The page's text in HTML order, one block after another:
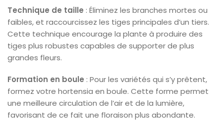
Technique de taille : Éliminez les branches mortes ou
faibles, et raccourcissez les tiges principales d’un tiers.
Cette technique encourage la plante à produire des
tiges plus robustes capables de supporter de plus
grandes fleurs.
Formation en boule : Pour les variétés qui s’y prêtent,
formez votre hortensia en boule. Cette forme permet
une meilleure circulation de l’air et de la lumière,
favorisant de ce fait une floraison plus abondante.